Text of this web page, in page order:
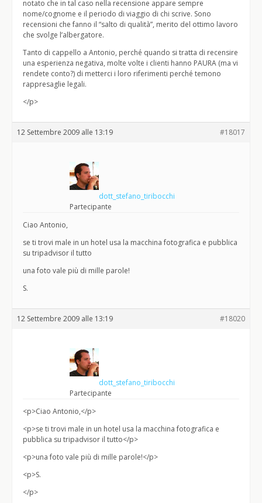
notato che in tal caso nella recensione appare sempre
nome/cognome e il periodo di viaggio di chi scrive. Sono
recensioni che fanno il “salto di qualità”, merito del ottimo lavoro
che svolge l’albergatore.
Tanto di cappello a Antonio, perché quando si tratta di recensire
una esperienza negativa, molte volte i clienti hanno PAURA (ma vi
rendete conto?) di metterci i loro riferimenti perché temono
rappresaglie legali.
</p>
12 Settembre 2009 alle 13:19 #18017
dott_stefano_tiribocchi
Partecipante
Ciao Antonio,
se ti trovi male in un hotel usa la macchina fotografica e pubblica
su tripadvisor il tutto
una foto vale più di mille parole!
S.
12 Settembre 2009 alle 13:19 #18020
dott_stefano_tiribocchi
Partecipante
<p>Ciao Antonio,</p>
<p>se ti trovi male in un hotel usa la macchina fotografica e
pubblica su tripadvisor il tutto</p>
<p>una foto vale più di mille parole!</p>
<p>S.
</p>